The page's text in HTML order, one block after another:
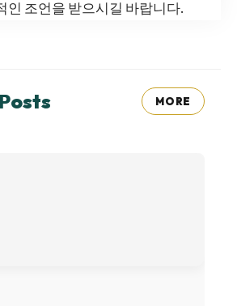
인 조언을 받으시길 바랍니다.
MORE